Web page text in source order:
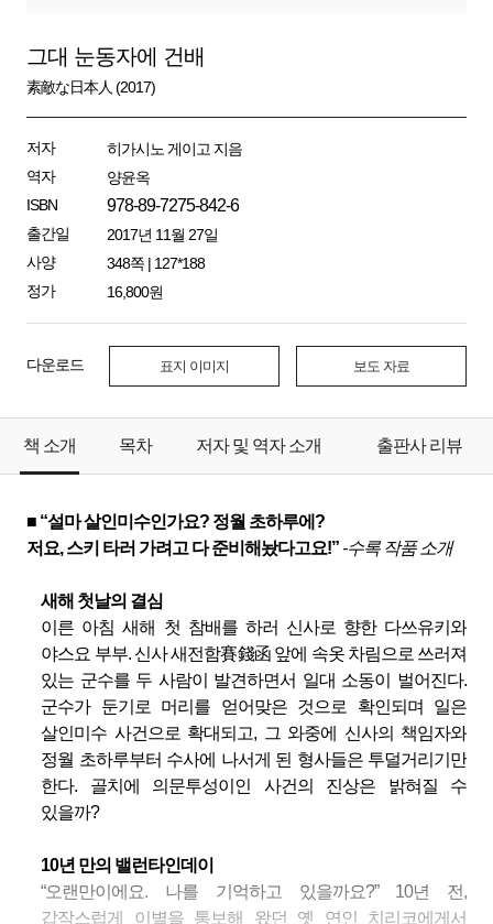
그대 눈동자에 건배
素敵な日本人 (2017)
저자
히가시노 게이고 지음
역자
양윤옥
ISBN
978-89-7275-842-6
출간일
2017년 11월 27일
사양
348쪽 | 127*188
정가
16,800원
다운로드 표지 이미지 보도 자료
책 소개 목차 저자 및 역자 소개 출판사 리뷰
■ “설마 살인미수인가요? 정월 초하루에?
저요, 스키 타러 가려고 다 준비해놨다고요!” -수록 작품 소개
새해 첫날의 결심
이른 아침 새해 첫 참배를 하러 신사로 향한 다쓰유키와
야스요 부부. 신사 새전함賽錢函 앞에 속옷 차림으로 쓰러져
있는 군수를 두 사람이 발견하면서 일대 소동이 벌어진다.
군수가 둔기로 머리를 얻어맞은 것으로 확인되며 일은
살인미수 사건으로 확대되고, 그 와중에 신사의 책임자와
정월 초하루부터 수사에 나서게 된 형사들은 투덜거리기만
한다. 골치에 의문투성이인 사건의 진상은 밝혀질 수
있을까?
10년 만의 밸런타인데이
“오랜만이에요. 나를 기억하고 있을까요?” 10년 전,
갑작스럽게 이별을 통보해 왔던 옛 연인 치리코에게서